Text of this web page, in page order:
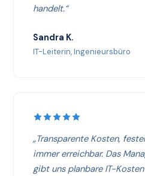
handelt.“
Sandra K.
IT-Leiterin, Ingenieursbüro
„Transparente Kosten,
immer erreichbar. Das
gibt uns planbare IT-